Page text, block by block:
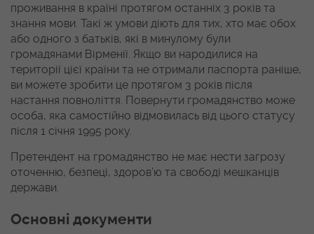
проживання в країні протягом останніх 3 років та
знання мови. Такі ж умови діють для тих, хто має обох
або одного з батьків, які в минулому були
громадянами Вірменії. Якщо ви народилися на
території цієї країни та не отримали паспорта раніше,
ви можете зробити це протягом 3 років після
настання повноліття. Повернути громадянство може
особа, яка самостійно відмовилась від цього статусу
після 1 січня 1995 року.
Претендент на громадянство не має нести загрозу
оточенню, безпеці, здоров’ю та свободі мешканців
держави.
Основні документи